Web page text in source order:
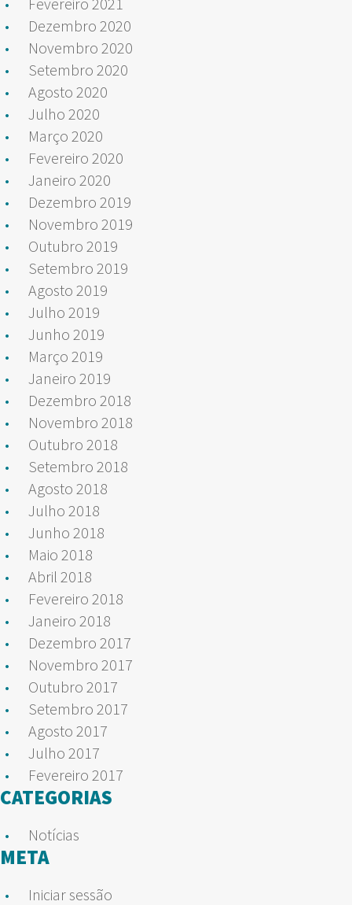
Dezembro 2020
Novembro 2020
Setembro 2020
Agosto 2020
Julho 2020
Março 2020
Fevereiro 2020
Janeiro 2020
Dezembro 2019
Novembro 2019
Outubro 2019
Setembro 2019
Agosto 2019
Julho 2019
Junho 2019
Março 2019
Janeiro 2019
Dezembro 2018
Novembro 2018
Outubro 2018
Setembro 2018
Agosto 2018
Julho 2018
Junho 2018
Maio 2018
Abril 2018
Fevereiro 2018
Janeiro 2018
Dezembro 2017
Novembro 2017
Outubro 2017
Setembro 2017
Agosto 2017
Julho 2017
Fevereiro 2017
CATEGORIAS
Notícias
META
Iniciar sessão